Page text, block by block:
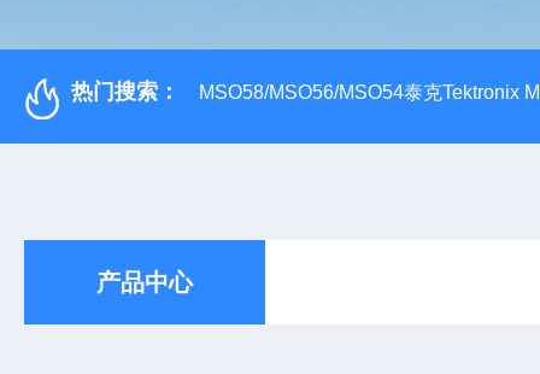
热门搜索： MSO58/MSO56/MSO54泰克Tektronix
产品中心